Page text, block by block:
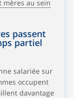
mères au sein
passent
partiel
salariée sur
occupent
davantage